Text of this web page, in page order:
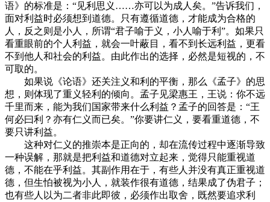
语》的标准是：“见利思义……亦可以为成人矣。”告诉我们，
面对利益时必须想到道德。只有遵循道德，才能成为合格的
人，反之则是小人，所谓“君子喻于义，小人喻于利”。如果只
看重眼前的个人利益，就会一叶蔽目，看不到长远利益，更看
不到他人和社会的利益。由此作出的选择，必然是短视的，不
可取的。
如果说《论语》还关注义和利的平衡，那么《孟子》的思
想，则体现了重义轻利的倾向。孟子见梁惠王，王说：你不远
千里而来，能为我们国家带来什么利益？孟子的回答是：“王
何必曰利？亦有仁义而已矣。”你要讲仁义，要看重道德，不
要只讲利益。
这种对仁义的推崇本是正向的，却在流传过程中逐渐导致
一种误解，那就是把利益和道德对立起来，觉得只能重视道
德，不能在乎利益。其副作用在于，有些人并没有真正重视道
德，但生怕被视为小人，就装作很有道德，结果成了伪君子；
也有些人以为二者非此即彼，必须作出取舍，既然要追求利